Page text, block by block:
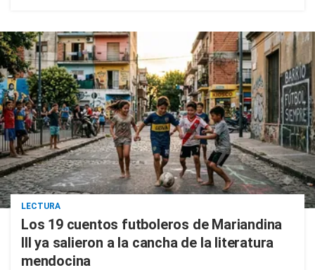
LECTURA
Los 19 cuentos futboleros de Mariandina
III ya salieron a la cancha de la literatura
mendocina